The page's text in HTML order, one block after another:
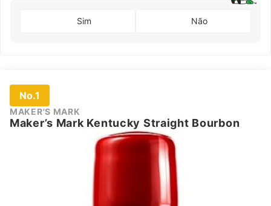
Sim Não
No.1
MAKER'S MARK
Maker’s Mark Kentucky Straight Bourbon